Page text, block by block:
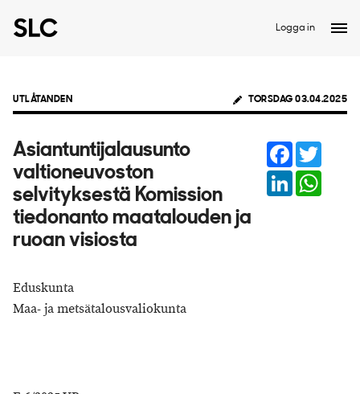
Logga in
UTLÅTANDEN TORSDAG 03.04.2025
Asiantuntijalausunto
valtioneuvoston
selvityksestä Komission
tiedonanto maatalouden ja
ruoan visiosta
Facebook
LinkedIn
Eduskunta
Maa- ja metsätalousvaliokunta